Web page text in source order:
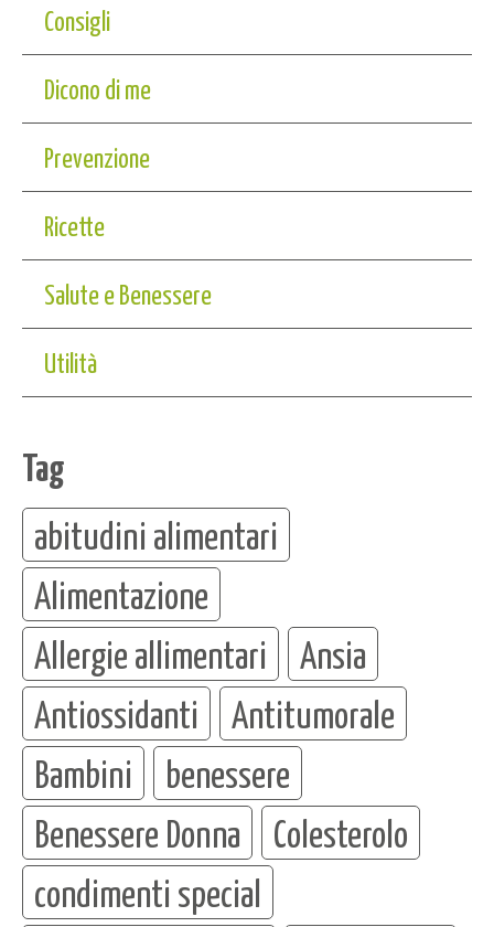
Consigli
Dicono di me
Prevenzione
Ricette
Salute e Benessere
Utilità
Tag
abitudini alimentari
Alimentazione
Allergie allimentari
Ansia
Antiossidanti
Antitumorale
Bambini
benessere
Benessere Donna
Colesterolo
condimenti special